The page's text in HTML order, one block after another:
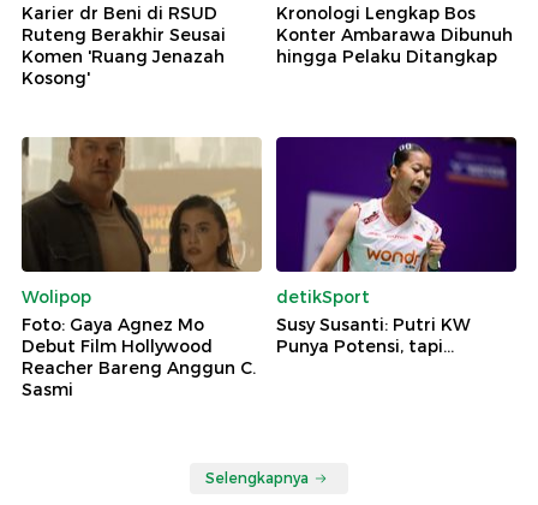
Karier dr Beni di RSUD
Ruteng Berakhir Seusai
Komen 'Ruang Jenazah
Kosong'
Kronologi Lengkap Bos
Konter Ambarawa Dibunuh
hingga Pelaku Ditangkap
Wolipop
Foto: Gaya Agnez Mo
Debut Film Hollywood
Reacher Bareng Anggun C.
Sasmi
detikSport
Susy Susanti: Putri KW
Punya Potensi, tapi...
Selengkapnya